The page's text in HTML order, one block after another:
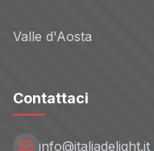
Valle d'Aosta
Contattaci
info@italiadelight.it